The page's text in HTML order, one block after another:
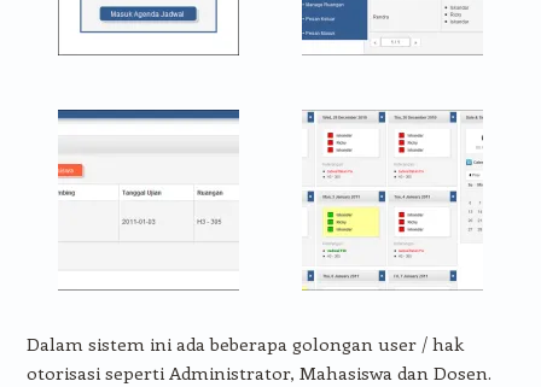
Dalam sistem ini ada beberapa golongan user / hak
otorisasi seperti Administrator, Mahasiswa dan Dosen.